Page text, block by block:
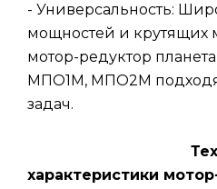
- Универсальность:
мощностей и крутящих
мотор-редуктор
МПО1М, МПО2М
задач.
характеристики